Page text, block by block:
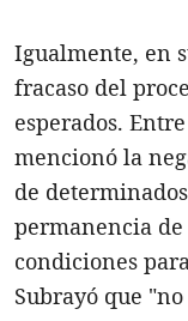
Igualmente, en
fracaso del
esperados.
mencionó la
de
permanencia de
condiciones
Subrayó que